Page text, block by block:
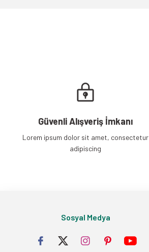
Güvenli Alışveriş İmkanı
Lorem ipsum dolor sit amet, consectetur
adipiscing
Sosyal Medya